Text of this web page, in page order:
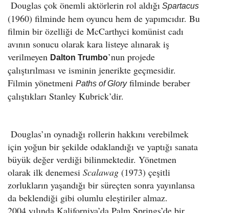
Douglas çok önemli aktörlerin rol aldığı Spartacus
(1960) filminde hem oyuncu hem de yapımcıdır. Bu
filmin bir özelliği de McCarthyci komünist cadı
avının sonucu olarak kara listeye alınarak iş
verilmeyen Dalton Trumbo’nun projede
çalıştırılması ve isminin jenerikte geçmesidir.
Filmin yönetmeni Paths of Gloryfilminde beraber
çalıştıkları Stanley Kubrick’dir.
Douglas’ın oynadığı rollerin hakkını verebilmek
için yoğun bir şekilde odaklandığı ve yaptığı sanata
büyük değer verdiği bilinmektedir. Yönetmen
olarak ilk denemesi Scalawag (1973) çeşitli
zorlukların yaşandığı bir süreçten sonra yayınlansa
da beklendiği gibi olumlu eleştiriler almaz.
2004 yılında Kaliforniya’da Palm Springs’de bir